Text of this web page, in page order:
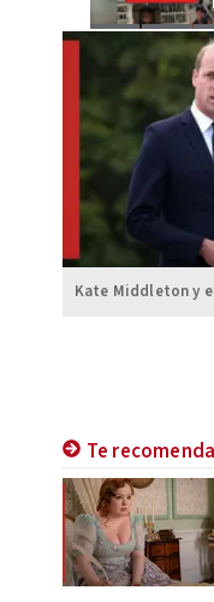
Kate Middleton y
Te